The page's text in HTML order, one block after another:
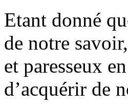
Etant donné
de notre
et paresseux
d’acquérir de